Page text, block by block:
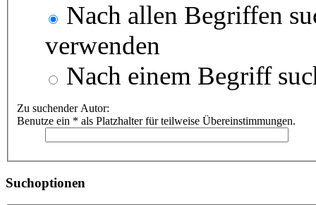
Nach allen Begriffen
verwenden
Nach einem Begriff
Zu suchender Autor:
Benutze ein * als Platzhalter für teilweise Übereinstimmungen.
Suchoptionen